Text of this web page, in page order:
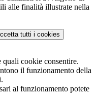
alle finalità illustrate nella
tutti i cookies
quali cookie consentire.
il funzionamento della
al funzionamento potete